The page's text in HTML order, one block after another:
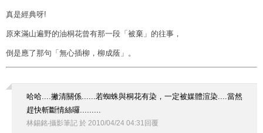
真是經典呀!
原來滿山遍野的油桐花曾有那一段「被棄」的往事，
倒是應了那句「無心插柳，柳成蔭」。
哈哈....撇清關係......若蜘蛛與桐花有染，一定被媒體渲染....當然
趕快斬斷情絲囉.........
林錫銘‧攝影筆記 於 2010/04/24 04:31 回覆